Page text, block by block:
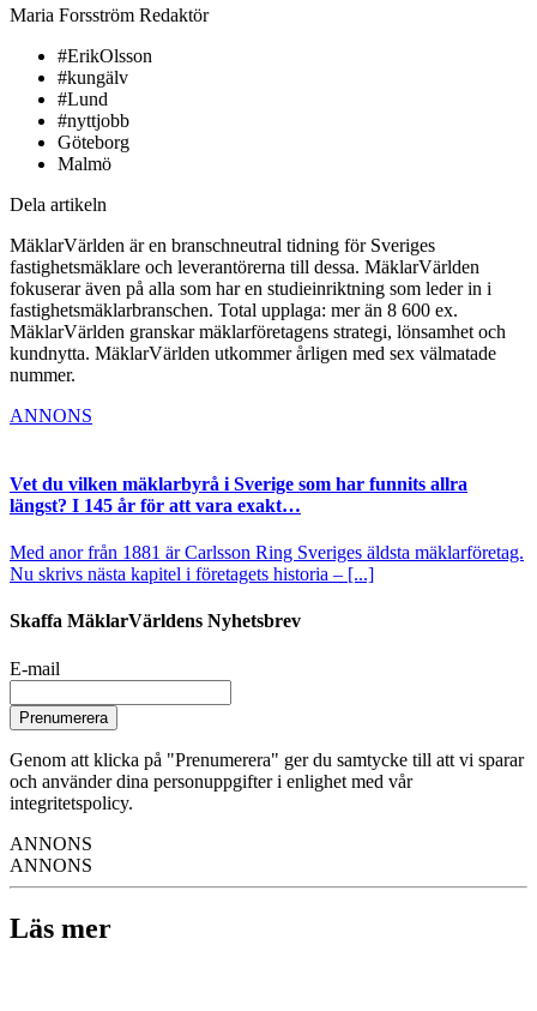
Maria Forsström Redaktör
#ErikOlsson
#kungälv
#Lund
#nyttjobb
Göteborg
Malmö
Dela artikeln
MäklarVärlden är en branschneutral tidning för Sveriges
fastighetsmäklare och leverantörerna till dessa. MäklarVärlden
fokuserar även på alla som har en studieinriktning som leder in i
fastighetsmäklarbranschen. Total upplaga: mer än 8 600 ex.
MäklarVärlden granskar mäklarföretagens strategi, lönsamhet och
kundnytta. MäklarVärlden utkommer årligen med sex välmatade
nummer.
ANNONS
Vet du vilken mäklarbyrå i Sverige som har funnits allra
längst? I 145 år för att vara exakt…
Med anor från 1881 är Carlsson Ring Sveriges äldsta mäklarföretag.
Nu skrivs nästa kapitel i företagets historia – [...]
Skaffa MäklarVärldens Nyhetsbrev
E-mail
Prenumerera
Genom att klicka på "Prenumerera" ger du samtycke till att vi sparar
och använder dina personuppgifter i enlighet med vår
integritetspolicy.
ANNONS
ANNONS
Läs mer